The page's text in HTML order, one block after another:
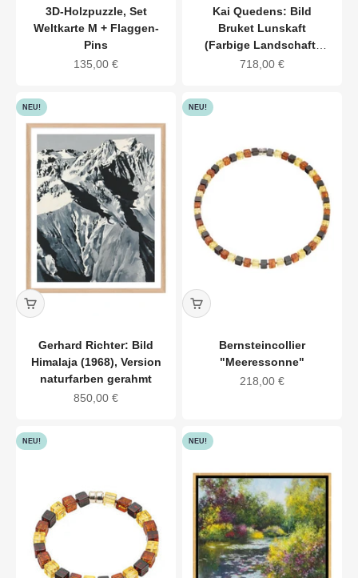
3D-Holzpuzzle, Set
Weltkarte M + Flaggen-
Pins
Angebot
135,00 €
Kai Quedens: Bild
Bruket Lunskaft
(Farbige Landschaft)
(2024)
Angebot
718,00 €
NEU!
Gerhard Richter: Bild
Himalaja (1968), Version
naturfarben gerahmt
Angebot
850,00 €
NEU!
Bernsteincollier
"Meeressonne"
Angebot
218,00 €
NEU! NEU!